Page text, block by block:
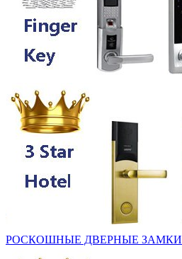
РОСКОШНЫЕ ДВЕРНЫЕ ЗАМКИ